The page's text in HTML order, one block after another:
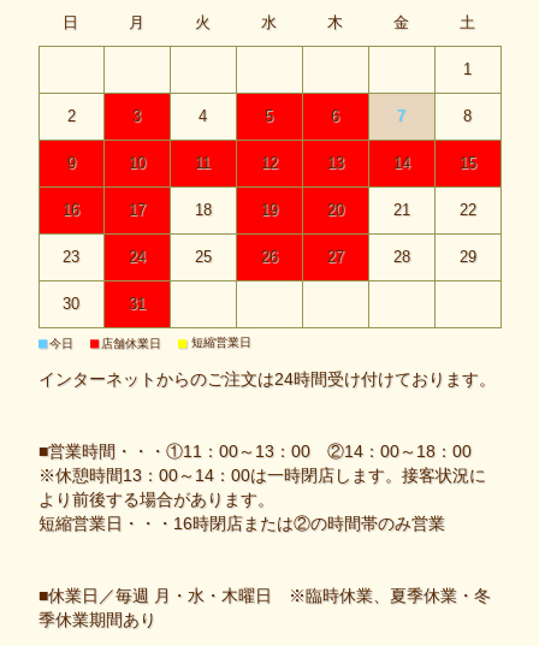
日 月 火 水 木 金 土
1
2 3 4 5 6 7 8
9 10 11 12 13 14 15
16 17 18 19 20 21 22
23 24 25 26 27 28 29
30 31
■今日 ■ 店舗休業日 ■ 短縮営業日
インターネットからのご注文は24時間受け付けております。
■営業時間・・・①11：00～13：00 ②14：00～18：00
※休憩時間13：00～14：00は一時閉店します。接客状況に
より前後する場合があります。
短縮営業日・・・16時閉店または②の時間帯のみ営業
■休業日／毎週 月・水・木曜日 ※臨時休業、夏季休業・冬
季休業期間あり